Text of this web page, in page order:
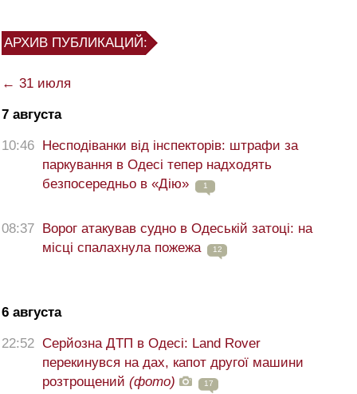
АРХИВ ПУБЛИКАЦИЙ:
← 31 июля
7 августа
10:46
Несподіванки від інспекторів: штрафи за
паркування в Одесі тепер надходять
безпосередньо в «Дію»
1
08:37
Ворог атакував судно в Одеській затоці: на
місці спалахнула пожежа
12
6 августа
22:52 Серйозна ДТП в Одесі: Land Rover
перекинувся на дах, капот другої машини
розтрощений (фото) 17